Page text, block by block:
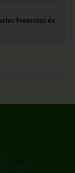
Proyectos de